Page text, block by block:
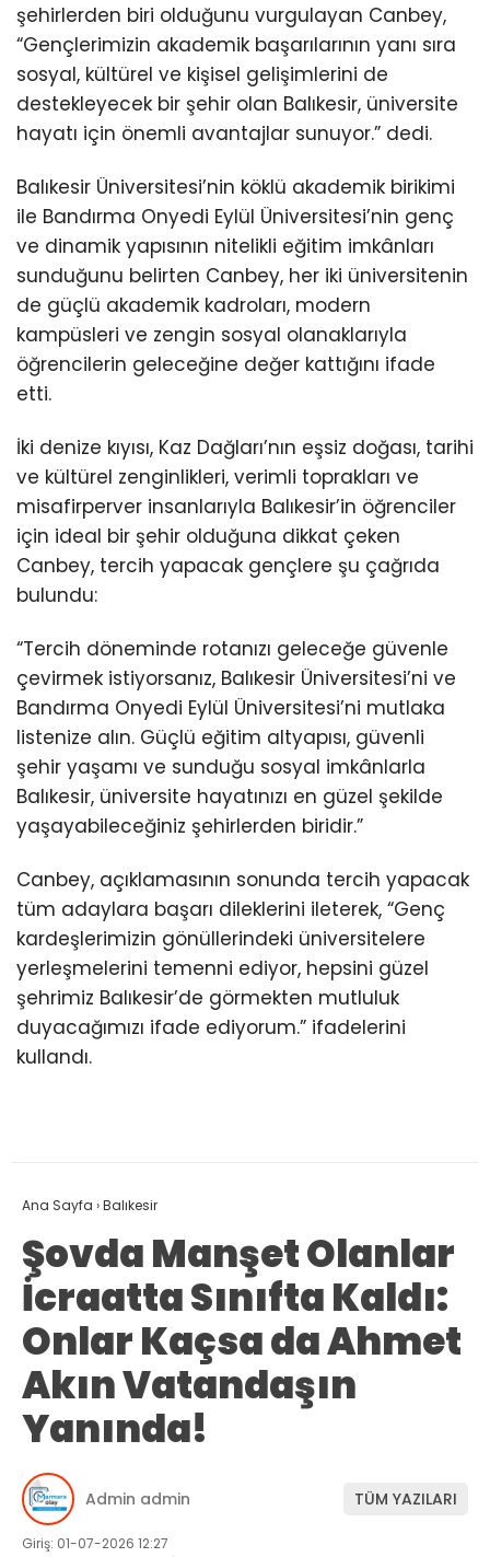
şehirlerden biri olduğunu vurgulayan Canbey,
“Gençlerimizin akademik başarılarının yanı sıra
sosyal, kültürel ve kişisel gelişimlerini de
destekleyecek bir şehir olan Balıkesir, üniversite
hayatı için önemli avantajlar sunuyor.” dedi.
Balıkesir Üniversitesi’nin köklü akademik birikimi
ile Bandırma Onyedi Eylül Üniversitesi’nin genç
ve dinamik yapısının nitelikli eğitim imkânları
sunduğunu belirten Canbey, her iki üniversitenin
de güçlü akademik kadroları, modern
kampüsleri ve zengin sosyal olanaklarıyla
öğrencilerin geleceğine değer kattığını ifade
etti.
İki denize kıyısı, Kaz Dağları’nın eşsiz doğası, tarihi
ve kültürel zenginlikleri, verimli toprakları ve
misafirperver insanlarıyla Balıkesir’in öğrenciler
için ideal bir şehir olduğuna dikkat çeken
Canbey, tercih yapacak gençlere şu çağrıda
bulundu:
“Tercih döneminde rotanızı geleceğe güvenle
çevirmek istiyorsanız, Balıkesir Üniversitesi’ni ve
Bandırma Onyedi Eylül Üniversitesi’ni mutlaka
listenize alın. Güçlü eğitim altyapısı, güvenli
şehir yaşamı ve sunduğu sosyal imkânlarla
Balıkesir, üniversite hayatınızı en güzel şekilde
yaşayabileceğiniz şehirlerden biridir.”
Canbey, açıklamasının sonunda tercih yapacak
tüm adaylara başarı dileklerini ileterek, “Genç
kardeşlerimizin gönüllerindeki üniversitelere
yerleşmelerini temenni ediyor, hepsini güzel
şehrimiz Balıkesir’de görmekten mutluluk
duyacağımızı ifade ediyorum.” ifadelerini
kullandı.
Ana Sayfa ›Balıkesir
Şovda Manşet Olanlar
İcraatta Sınıfta Kaldı:
Onlar Kaçsa da Ahmet
Akın Vatandaşın
Yanında!
Admin admin TÜM YAZILARI
Giriş: 01-07-2026 12:27